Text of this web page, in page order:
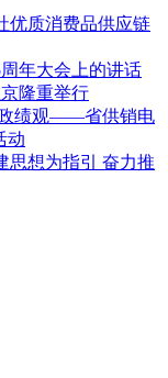
优质消费品供应链
年大会上的讲话
隆重举行
政绩观——省供销电
动
思想为指引 奋力推